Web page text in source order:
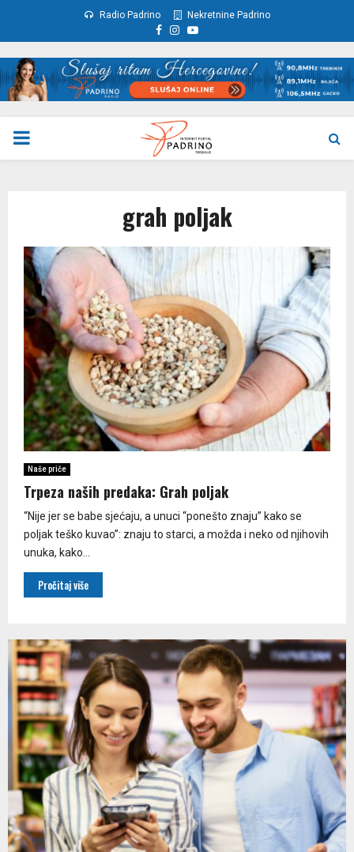
Radio Padrino Nekretnine Padrino
Facebook
Instagram
Youtube
PRIMARY
grah poljak
Naše priče
Trpeza naših predaka: Grah poljak
“Nije jer se babe sjećaju, a unuci “ponešto znaju” kako se
poljak teško kuvao”: znaju to starci, a možda i neko od njihovih
unuka, kako...
Pročitaj više